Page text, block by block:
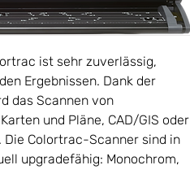
ist sehr zuverlässig,
Ergebnissen. Dank der
das Scannen von
und Pläne, CAD/GIS oder
Colortrac-Scanner sind in
upgradefähig: Monochrom,